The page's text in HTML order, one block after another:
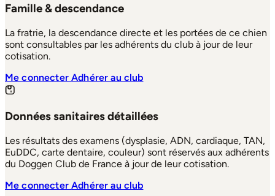
Famille & descendance
La fratrie, la descendance directe et les portées de ce chien
sont consultables par les adhérents du club à jour de leur
cotisation.
Me connecterAdhérer au club
Données sanitaires détaillées
Les résultats des examens (dysplasie, ADN, cardiaque, TAN,
EuDDC, carte dentaire, couleur) sont réservés aux adhérents
du Doggen Club de France à jour de leur cotisation.
Me connecterAdhérer au club